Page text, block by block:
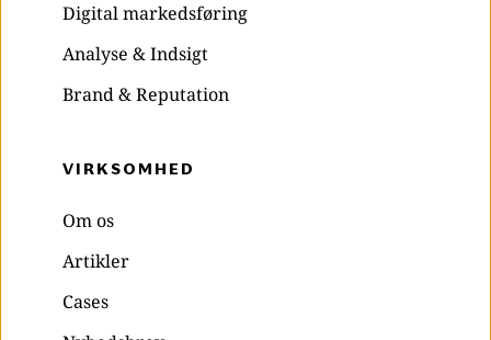
Digital markedsføring
Analyse & Indsigt
Brand & Reputation
VIRKSOMHED
Om os
Artikler
Cases